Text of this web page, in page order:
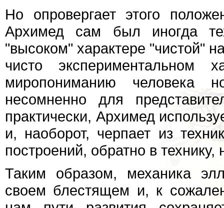
Но опровергает этого
Архимед сам был иногда
"высоком" характере "чистой"
чисто экспериментальном
миропониманию человека
несомненно для
практически, Архимед
и, наоборот, черпает из
построений, обратно в
Таким образом, механика
своем блестящем и, к